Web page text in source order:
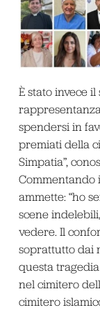
È stato invece
spendersi in
premiati della
Simpatia”,
Commentando
ammette: “ho
scene
vedere. Il
soprattutto dai
questa
nel cimitero
cimitero